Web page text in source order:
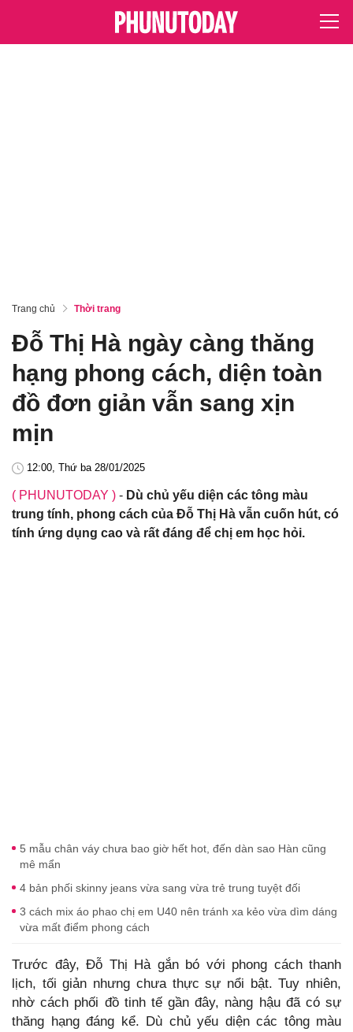
Trang chủ Thời trang
Đỗ Thị Hà ngày càng thăng
hạng phong cách, diện toàn
đồ đơn giản vẫn sang xịn
mịn
12:00, Thứ ba 28/01/2025
( PHUNUTODAY ) - Dù chủ yếu diện các tông màu
trung tính, phong cách của Đỗ Thị Hà vẫn cuốn hút, có
tính ứng dụng cao và rất đáng để chị em học hỏi.
5 mẫu chân váy chưa bao giờ hết hot, đến dàn sao Hàn cũng
mê mẩn
4 bản phối skinny jeans vừa sang vừa trẻ trung tuyệt đối
3 cách mix áo phao chị em U40 nên tránh xa kẻo vừa dìm dáng
vừa mất điểm phong cách
Trước đây, Đỗ Thị Hà gắn bó với phong cách thanh
lịch, tối giản nhưng chưa thực sự nổi bật. Tuy nhiên,
nhờ cách phối đồ tinh tế gần đây, nàng hậu đã có sự
thăng hạng đáng kể. Dù chủ yếu diện các tông màu